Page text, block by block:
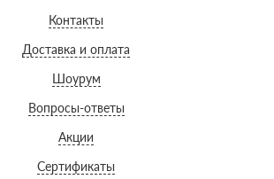
Контакты
Доставка и оплата
Шоурум
Вопросы-ответы
Акции
Сертификаты